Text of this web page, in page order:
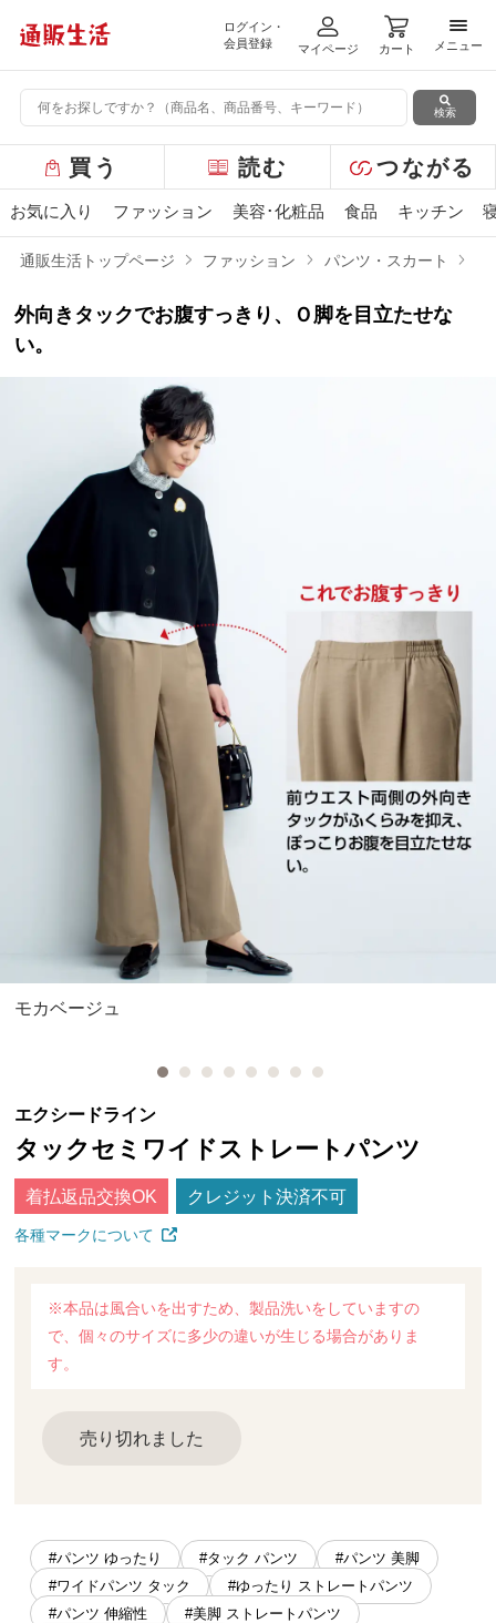
ログイン・
会員登録
マイページ カート
メニ
メニュー
検索
ー
バ
ュ
ー
買う 読む つながる
お気に入り ファッション 美容･化粧品 食品 キッチン
通販生活トップページ ファッション パンツ・スカート
外向きタックでお腹すっきり、Ｏ脚を目立たせな
い。
モカベージュ
エクシードライン
タックセミワイドストレートパンツ
着払返品交換OK クレジット決済不可
各種マークについて
※本品は風合いを出すため、製品洗いをしていますの
で、個々のサイズに多少の違いが生じる場合がありま
す。
売り切れました
#パンツ ゆったり #タック パンツ
#パンツ 美脚
#ワイドパンツ タック
#ゆったり ストレートパンツ
#パンツ 伸縮性
#美脚 ストレートパンツ